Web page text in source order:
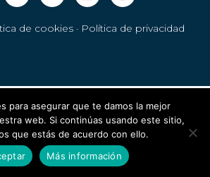
de cookies· Política de privacidad
para asegurar que te damos la mejor
web. Si continúas usando este sitio,
que estás de acuerdo con ello.
Más información